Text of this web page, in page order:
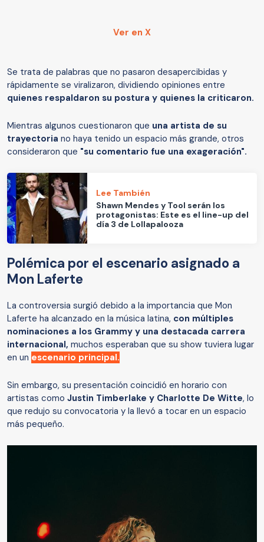
Ver en X
Se trata de palabras que no pasaron desapercibidas y
rápidamente se viralizaron, dividiendo opiniones entre
quienes respaldaron su postura y quienes la criticaron.
Mientras algunos cuestionaron que una artista de su
trayectoria no haya tenido un espacio más grande, otros
consideraron que "su comentario fue una exageración".
Lee También
Shawn Mendes y Tool serán los
protagonistas: Este es el line-up del
día 3 de Lollapalooza
Polémica por el escenario asignado a
Mon Laferte
La controversia surgió debido a la importancia que Mon
Laferte ha alcanzado en la música latina, con múltiples
nominaciones a los Grammy y una destacada carrera
internacional, muchos esperaban que su show tuviera lugar
en un escenario principal.
Sin embargo, su presentación coincidió en horario con
artistas como Justin Timberlake y Charlotte De Witte, lo
que redujo su convocatoria y la llevó a tocar en un espacio
más pequeño.